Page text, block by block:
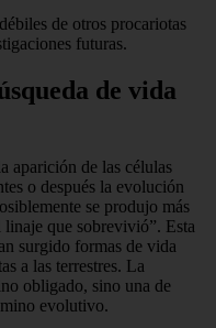
de otros procariotas
futuras.
de vida
aparición de las células
o después la evolución
se produjo más
que sobrevivió”. Esta
surgido formas de vida
a las terrestres. La
obligado, sino una de
evolutivo.